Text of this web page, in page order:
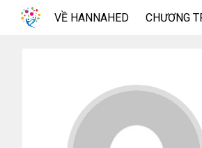
VỀ HANNAHED CHƯƠNG